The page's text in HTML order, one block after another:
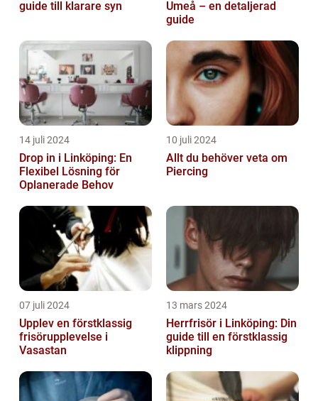
guide till klarare syn
Umeå – en detaljerad
guide
14 juli 2024
Drop in i Linköping: En
Flexibel Lösning för
Oplanerade Behov
10 juli 2024
Allt du behöver veta om
Piercing
07 juli 2024
Upplev en förstklassig
frisörupplevelse i
Vasastan
13 mars 2024
Herrfrisör i Linköping: Din
guide till en förstklassig
klippning